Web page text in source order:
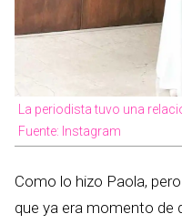
La periodista tuvo una
Fuente: Instagram
Como lo hizo Paola,
que ya era momento de